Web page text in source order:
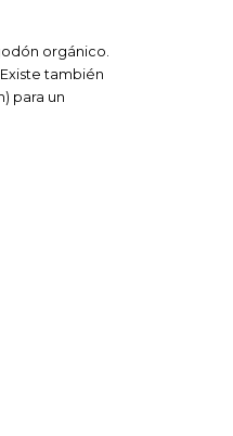
orgánico.
también
para un